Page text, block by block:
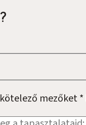
mezőket*